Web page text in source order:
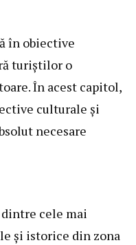
în obiective
turiștilor o
În acest capitol,
culturale și
necesare
cele mai
și istorice din zona